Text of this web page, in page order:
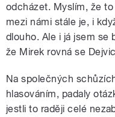
odcházet. Myslím, že
mezi námi stále je, i
dlouho. Ale i já jsem se
že Mirek rovná se
Na společných
hlasováním, padaly
jestli to raději celé